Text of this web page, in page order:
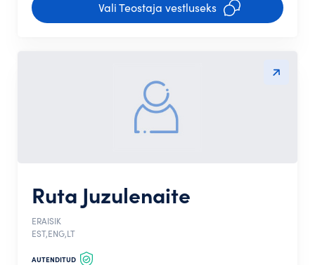
Vali Teostaja vestluseks
Ruta Juzulenaite
ERAISIK
EST,ENG,LT
AUTENDITUD